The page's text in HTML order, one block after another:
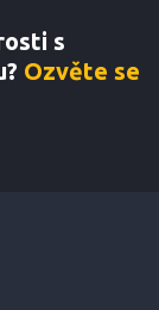
s
Ozvěte se